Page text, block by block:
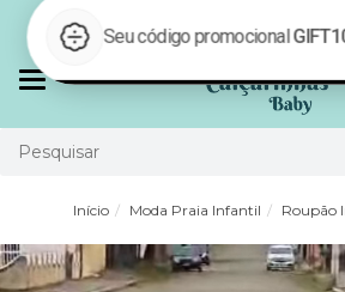
Mudar
Início Moda Praia Infantil Roupão